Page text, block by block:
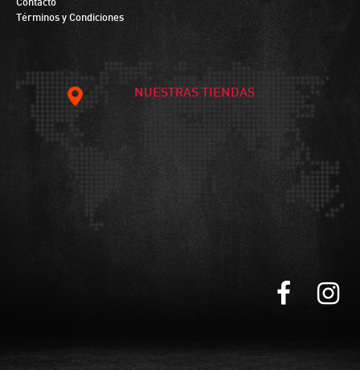
Contacto
Términos y Condiciones
NUESTRAS TIENDAS